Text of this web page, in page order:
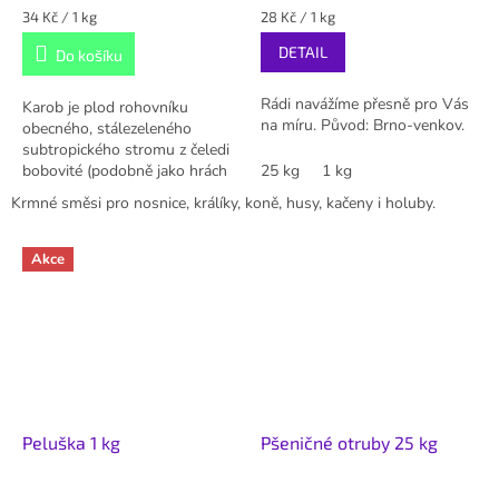
Měrná
cena:
34 Kč / 1 kg
Do košíku
Karob je plod rohovníku
obecného, stálezeleného
subtropického stromu z čeledi
bobovité (podobně jako hrách
nebo vojtěška). Obsahuje
významný podíl bílkovin 18% a
Měrná
cena:
28 Kč / 1 kg
DETAIL
Rádi navážíme přesně pro Vás
na míru. Původ: Brno-venkov.
25 kg
1 kg
Krmné směsi pro nosnice, králíky, koně, husy, kačeny i holuby.
Akce
Peluška 1 kg Pšeničné otruby 25 kg